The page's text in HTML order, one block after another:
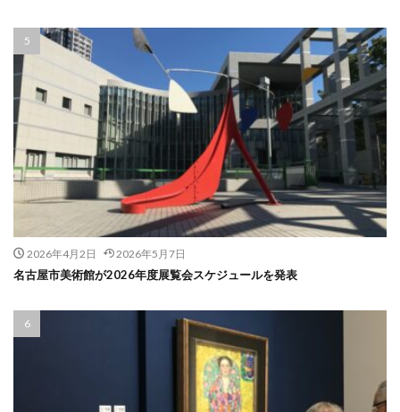
2026年4月2日 2026年5月7日
名古屋市美術館が2026年度展覧会スケジュールを発表